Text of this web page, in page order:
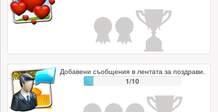
Добавени съобщения в лентата за поздрави.
1/10